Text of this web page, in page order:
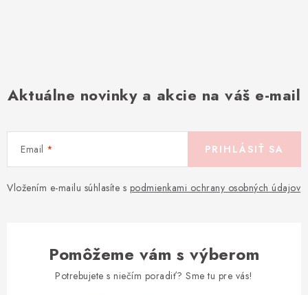
Aktuálne novinky a akcie na váš e-mail
Email
Vložením e-mailu súhlasíte s podmienkami ochrany osobných údajov
PRIHLÁSIŤ SA
Pomôžeme vám s výberom
Potrebujete s niečím poradiť? Sme tu pre vás!